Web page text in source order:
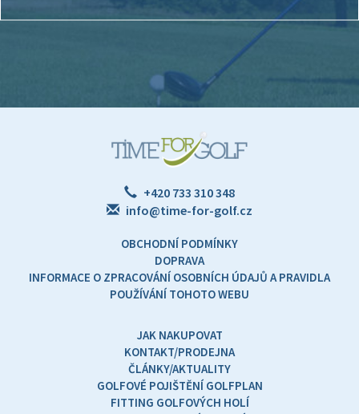
+420 733 310 348
info@time-for-golf.cz
OBCHODNÍ PODMÍNKY
DOPRAVA
INFORMACE O ZPRACOVÁNÍ OSOBNÍCH ÚDAJŮ A PRAVIDLA
POUŽÍVÁNÍ TOHOTO WEBU
JAK NAKUPOVAT
KONTAKT/PRODEJNA
ČLÁNKY/AKTUALITY
GOLFOVÉ POJIŠTĚNÍ GOLFPLAN
FITTING GOLFOVÝCH HOLÍ